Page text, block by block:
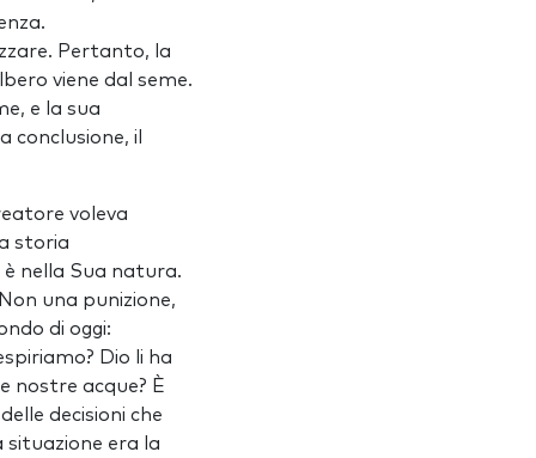
Pertanto, la
viene dal seme.
e la sua
conclusione, il
voleva
storia
nella Sua natura.
una punizione,
di oggi:
Dio li ha
nostre acque? È
decisioni che
era la